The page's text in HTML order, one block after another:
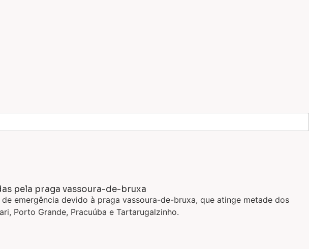
pela praga vassoura-de-bruxa
emergência devido à praga vassoura-de-bruxa, que atinge metade dos
Porto Grande, Pracuúba e Tartarugalzinho.